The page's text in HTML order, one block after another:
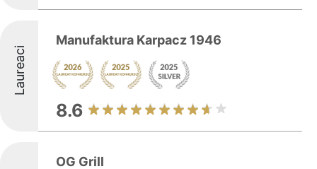
Laureaci
Manufaktura Karpacz 1946
8.6
OG Grill